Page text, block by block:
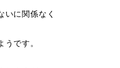
いに関係なく
うです。